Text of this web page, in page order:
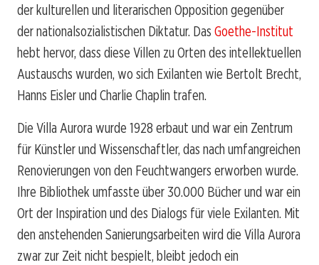
der kulturellen und literarischen Opposition gegenüber
der nationalsozialistischen Diktatur. Das Goethe-Institut
hebt hervor, dass diese Villen zu Orten des intellektuellen
Austauschs wurden, wo sich Exilanten wie Bertolt Brecht,
Hanns Eisler und Charlie Chaplin trafen.
Die Villa Aurora wurde 1928 erbaut und war ein Zentrum
für Künstler und Wissenschaftler, das nach umfangreichen
Renovierungen von den Feuchtwangers erworben wurde.
Ihre Bibliothek umfasste über 30.000 Bücher und war ein
Ort der Inspiration und des Dialogs für viele Exilanten. Mit
den anstehenden Sanierungsarbeiten wird die Villa Aurora
zwar zur Zeit nicht bespielt, bleibt jedoch ein